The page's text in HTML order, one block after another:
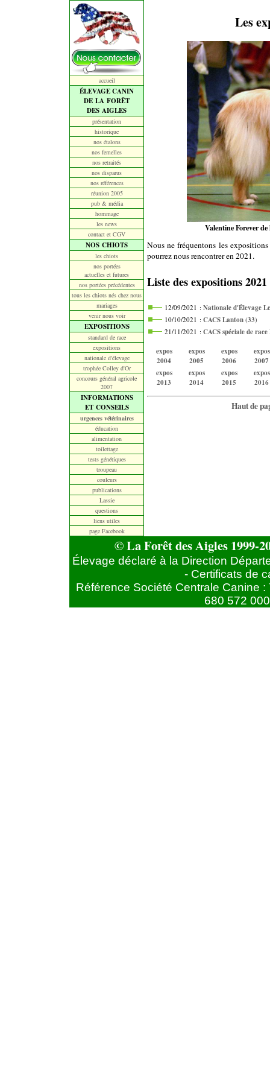
accueil
ÉLEVAGE CANIN
DE LA FORÊT
DES AIGLES
présentation
historique
nos étalons
nos femelles
nos retraités
nos disparus
nos références
réunion 2005
pub & média
hommage
les news
contact et CGV
NOS CHIOTS
les chiots
nos portées
actuelles et futures
nos portées précédentes
tous les chiots nés chez nous
mariages
venir nous voir
EXPOSITIONS
standard de race
expositions
nationale d'élevage
trophée Colley d'Or
concours général agricole
2007
INFORMATIONS
ET CONSEILS
urgences vétérinaires
éducation
alimentation
toilettage
tests génétiques
troupeau
couleurs
publications
Lassie
questions
liens utiles
page Facebook
Les
Valentine Forever
Nous ne fréquentons les
pourrez nous rencontrer en 2021.
Liste des expositions 2021
12/09/2021 : Nationale d'Élevage
10/10/2021 : CACS Lanton (33)
21/11/2021 : CACS spéciale de
expos
2004
expos
2005
expos
2006
expos
2007
expos
2013
expos
2014
expos
2015
expos
2016
Haut de
© La Forêt des Aigles 1999-
Élevage déclaré à la Direction
- Certificats de
Référence Société Centrale Canine
680 572